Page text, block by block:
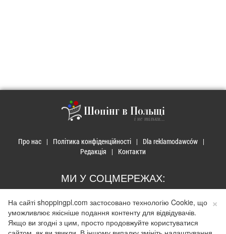
Шопінг в Польщі
і не тільки...
Про нас Політика конфіденційності
Dla reklamodawców
Редакція
Контакти
МИ У СОЦМЕРЕЖАХ:
© 2026 Закупи в Польщі. Developed byRealnet.cf.Depositphotos
×
На сайті shoppingpl.com застосовано технологію Cookie, що
уможливлює якісніше подання контенту для відвідувачів.
Якщо ви згодні з цим, просто продовжуйте користуватися